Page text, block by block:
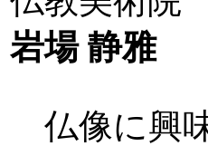
岩場 静雅
仏像に興